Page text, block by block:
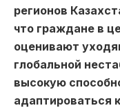
регионов
что граждане в
оценивают
глобальной
высокую
адаптироваться